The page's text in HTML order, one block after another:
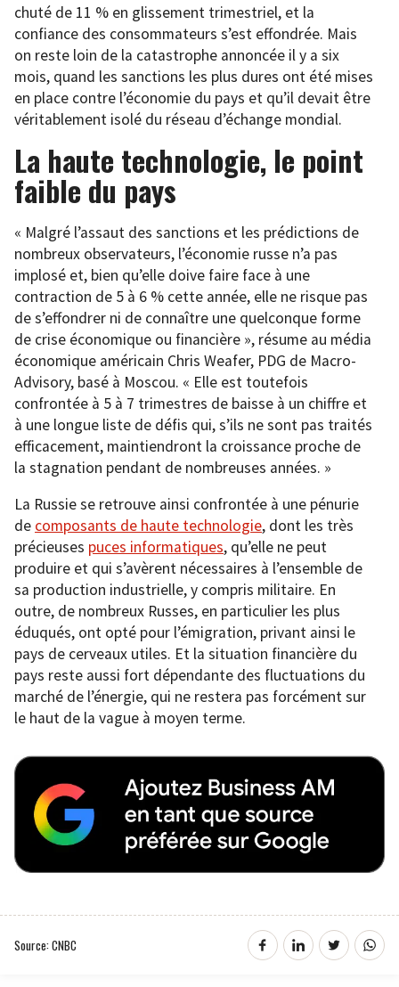
chuté de 11 % en glissement trimestriel, et la
confiance des consommateurs s’est effondrée. Mais
on reste loin de la catastrophe annoncée il y a six
mois, quand les sanctions les plus dures ont été mises
en place contre l’économie du pays et qu’il devait être
véritablement isolé du réseau d’échange mondial.
La haute technologie, le point
faible du pays
« Malgré l’assaut des sanctions et les prédictions de
nombreux observateurs, l’économie russe n’a pas
implosé et, bien qu’elle doive faire face à une
contraction de 5 à 6 % cette année, elle ne risque pas
de s’effondrer ni de connaître une quelconque forme
de crise économique ou financière », résume au média
économique américain Chris Weafer, PDG de Macro-
Advisory, basé à Moscou. « Elle est toutefois
confrontée à 5 à 7 trimestres de baisse à un chiffre et
à une longue liste de défis qui, s’ils ne sont pas traités
efficacement, maintiendront la croissance proche de
la stagnation pendant de nombreuses années. »
La Russie se retrouve ainsi confrontée à une pénurie
de composants de haute technologie, dont les très
précieuses puces informatiques, qu’elle ne peut
produire et qui s’avèrent nécessaires à l’ensemble de
sa production industrielle, y compris militaire. En
outre, de nombreux Russes, en particulier les plus
éduqués, ont opté pour l’émigration, privant ainsi le
pays de cerveaux utiles. Et la situation financière du
pays reste aussi fort dépendante des fluctuations du
marché de l’énergie, qui ne restera pas forcément sur
le haut de la vague à moyen terme.
Source: CNBC